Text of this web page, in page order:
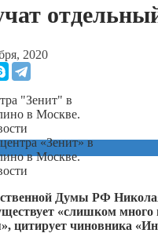
2020
«Зенит» в
в Москве.
Думы РФ
«слишком
цитирует чиновника